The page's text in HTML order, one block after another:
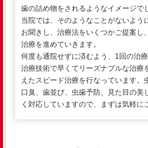
歯の詰め物をされるようなイメージで
当院では、そのようなことがないよう
お聞きし、治療法をいくつかご提案し
治療を進めていきます。
何度も通院せずに済むよう、1回の治
治療技術で早くてリーズナブルな治療
えたスピード治療を行なっています。
口臭、歯並び、虫歯予防、見た目の美
く対応していますので、まずは気軽に